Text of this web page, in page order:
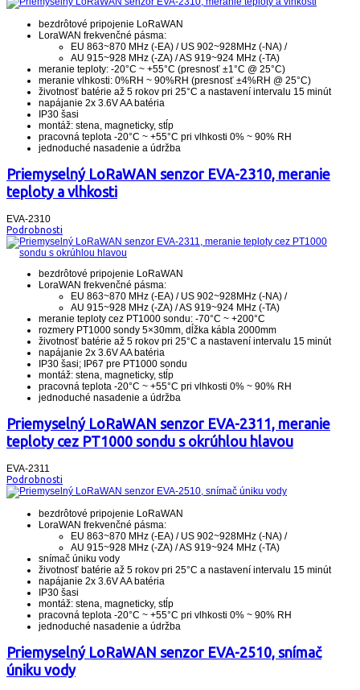
bezdrôtové pripojenie LoRaWAN
LoraWAN frekvenčné pásma:
EU 863~870 MHz (-EA) / US 902~928MHz (-NA) /
AU 915~928 MHz (-ZA) / AS 919~924 MHz (-TA)
meranie teploty: -20°C ~ +55°C (presnosť ±1°C @ 25°C)
meranie vlhkosti: 0%RH ~ 90%RH (presnosť ±4%RH @ 25°C)
životnosť batérie až 5 rokov pri 25°C a nastavení intervalu 15 minút
napájanie 2x 3.6V AA batéria
IP30 šasi
montáž: stena, magneticky, stĺp
pracovná teplota -20°C ~ +55°C pri vlhkosti 0% ~ 90% RH
jednoduché nasadenie a údržba
Priemyselný LoRaWAN senzor EVA-2310, meranie
teploty a vlhkosti
EVA-2310
Podrobnosti
bezdrôtové pripojenie LoRaWAN
LoraWAN frekvenčné pásma:
EU 863~870 MHz (-EA) / US 902~928MHz (-NA) /
AU 915~928 MHz (-ZA) / AS 919~924 MHz (-TA)
meranie teploty cez PT1000 sondu: -70°C ~ +200°C
rozmery PT1000 sondy 5×30mm, dĺžka kábla 2000mm
životnosť batérie až 5 rokov pri 25°C a nastavení intervalu 15 minút
napájanie 2x 3.6V AA batéria
IP30 šasi; IP67 pre PT1000 sondu
montáž: stena, magneticky, stĺp
pracovná teplota -20°C ~ +55°C pri vlhkosti 0% ~ 90% RH
jednoduché nasadenie a údržba
Priemyselný LoRaWAN senzor EVA-2311, meranie
teploty cez PT1000 sondu s okrúhlou hlavou
EVA-2311
Podrobnosti
bezdrôtové pripojenie LoRaWAN
LoraWAN frekvenčné pásma:
EU 863~870 MHz (-EA) / US 902~928MHz (-NA) /
AU 915~928 MHz (-ZA) / AS 919~924 MHz (-TA)
snímač úniku vody
životnosť batérie až 5 rokov pri 25°C a nastavení intervalu 15 minút
napájanie 2x 3.6V AA batéria
IP30 šasi
montáž: stena, magneticky, stĺp
pracovná teplota -20°C ~ +55°C pri vlhkosti 0% ~ 90% RH
jednoduché nasadenie a údržba
Priemyselný LoRaWAN senzor EVA-2510, snímač
úniku vody